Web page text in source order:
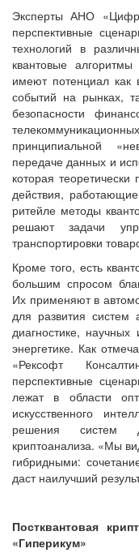
Эксперты АНО
перспективные
технологий в
квантовые
имеют потенциал как
событий на рынках,
безопасности
принципиальной
передаче данных и
которая теоретически
действия,
ритейле методы
решают задачи
транспортировки
Кроме того, есть
большим спросом
Их применяют в
для развития
диагностике, научных
энергетике. Как
«Рексофт
перспективные
лежат в области
искусственного
решения систем
криптоанализа. «Мы
гибридными:
даст наилучший
Постквантовая
«Гиперикум»